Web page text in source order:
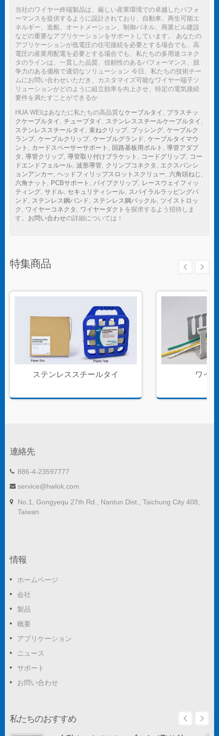
当社のワイヤー終端製品は、厳しい産業環境での卓越したパフォ
ーマンスを提供するように設計されており、自動車、再生可能エ
ネルギー、造船、オートメーション、制御パネル、商業ビル建設
などの重要なアプリケーションをサポートしています。 あなたの
アプリケーションが低電圧の住宅接続を必要とする場合でも、高
電圧の産業用配電を必要とする場合でも、私たちの多用途コネク
タのラインは、一貫した品質、信頼性のあるパフォーマンス、競
争力のある価格で適切なソリューション 今日、私たちの技術チー
ムにお問い合わせいただき、カスタマイズ可能なワイヤー端子ソ
リューションがどのように組立効率を向上させ、特定の電気接続
要件を満たすことができるか
HUA WEIはあなたに私たちの高品質なケーブルタイ , プラスチッ
クケーブルタイ , チューブタイ , ステンレススチールケーブルタイ ,
ステンレススチールタイ , 束ねクリップ, ブッシング, ケーブルク
ランプ, ケーブルクリップ, ケーブルグランド , ケーブルタイマウ
ント , カードスペーサーサポート , 回路基板用ボルト , 導管アダプ
タ , 導管クリップ, 導管取り付けブラケット , コードグリップ, コー
ドエンドフェルール, 波形導管, クリンプコネクタ , エクスパンシ
ョンアンカー, ヘッドフィリップスロットスクリュー, 六角頭ねじ ,
六角ナット , PCBサポート , パイプクリップ, レースウェイフィッ
ティング, サドル, セキュリティシール, スパイラルラッピングバ
ンド , ステンレス鋼バンド , ステンレス鋼バックル, ツイストロッ
ク , ワイヤーコネクタ , ワイヤーダクト を探求するよう招待しま
す。 お問い合わせの詳細については！
特集商品
ステンレススチールタイ ワイ
連絡先
886-4-23597777
service@hwlok.com
No.1, Gongyequ 27th Rd., Nantun Dist., Taichung City 408,
Taiwan
情報
ホームページ
会社
製品
概要
アプリケーション
ニュース
サポート
お問い合わせ
私たちのおすすめ